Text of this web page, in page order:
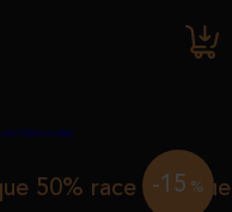
50% race ibérique
-15 %